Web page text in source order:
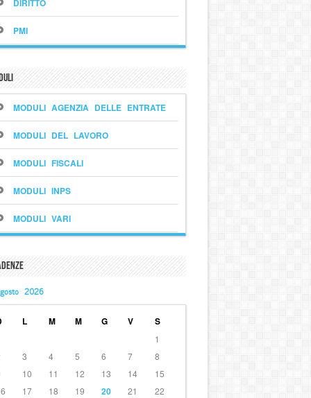
DIRITTO
PMI
MODULI AGENZIA DELLE ENTRATE
MODULI DEL LAVORO
MODULI FISCALI
MODULI INPS
MODULI VARI
2026
L M M G V S
1
3 4 5 6 7
8
10 11 12 13 14
15
17 18 19 20 21
22